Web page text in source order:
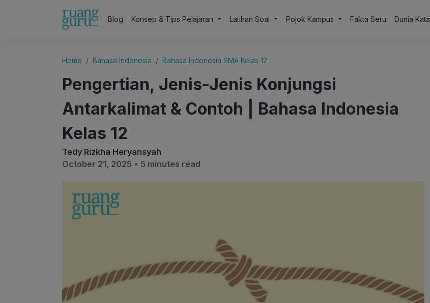
Blog Konsep & Tips Pelajaran Latihan Soal Pojok Kampus Fakta Seru Dunia Kata
Home Bahasa Indonesia Bahasa Indonesia SMA Kelas 12
Pengertian, Jenis-Jenis Konjungsi
Antarkalimat & Contoh | Bahasa Indonesia
Kelas 12
Tedy Rizkha Heryansyah
October 21, 2025 • 5 minutes read